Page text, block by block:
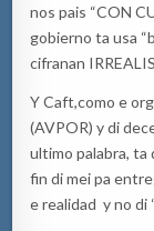
nos pais “CON
gobierno ta usa
cifranan
Y Caft,como e
(AVPOR) y di
ultimo palabra, ta
fin di mei pa
e realidad y no di